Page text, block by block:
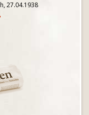
27.04.1938